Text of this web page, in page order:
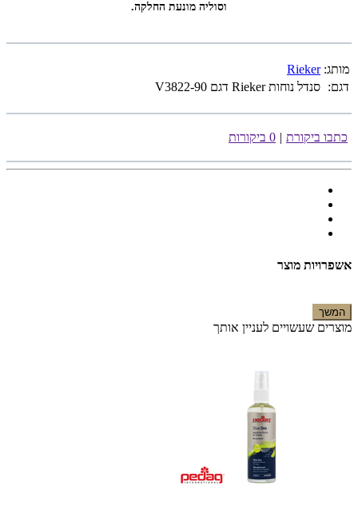
וסוליה מונעת החלקה.
מותג: Rieker
דגם: סנדל נוחות Rieker דגם V3822-90
כתבו ביקורת | 0 ביקורות
אשפרויות מוצר
המשך
מוצרים שעשויים לעניין אותך